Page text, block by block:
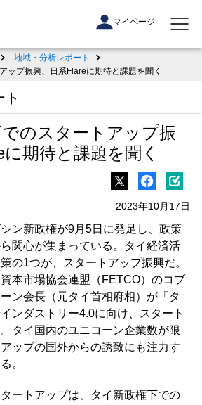
マイページ
地域・分析レポート
ップ振興、日系Flareに期待と課題を聞く
のスタートアップ振
期待と課題を聞く
2023年10月17日
ン新政権が9月5日に発足し、政策
関心が集まっている。タイ経済活
の1つが、スタートアップ振興だ。
本市場協会連盟（FETCO）のコブ
ン会長（元タイ首相府相）が「タ
ンダストリー4.0に向け、スタート
タイ国内のユニコーン企業数が限
ップの国外からの誘致にも注力す
。
ートアップは、タイ新政権下での